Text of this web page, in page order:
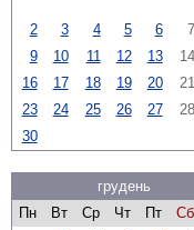
2
3 4 5 6 7
9
10 11 12 13 14
16
17 18 19 20 21
23
24 25 26 27 28
30
грудень
Пн
Вт Ср Чт Пт Сб